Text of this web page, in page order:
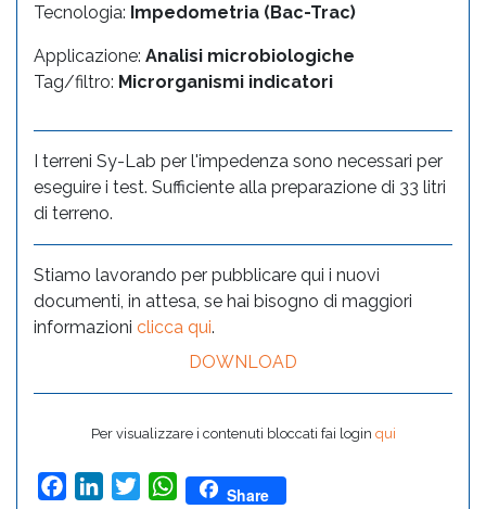
Tecnologia: Impedometria (Bac-Trac)
Applicazione: Analisi microbiologiche
Tag/filtro: Microrganismi indicatori
I terreni Sy-Lab per l'impedenza sono necessari per
eseguire i test. Sufficiente alla preparazione di 33 litri
di terreno.
Stiamo lavorando per pubblicare qui i nuovi
documenti, in attesa, se hai bisogno di maggiori
informazioni clicca qui.
DOWNLOAD
Per visualizzare i contenuti bloccati fai login qui
FacebookLinkedInTwitterWhatsApp
Share